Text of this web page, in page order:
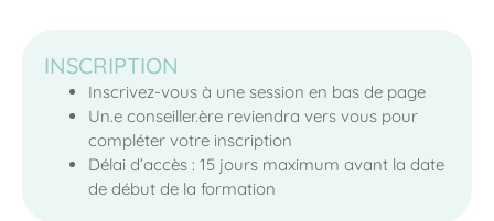
INSCRIPTION
Inscrivez-vous à une session en bas de page
Un.e conseiller.ère reviendra vers vous pour
compléter votre inscription
Délai d’accès : 15 jours maximum avant la date
de début de la formation